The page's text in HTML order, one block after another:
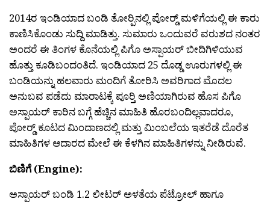
2014ರ ಇಂಡಿಯಾದ ಬಂಡಿ ತೋರ‍್ಪಿನಲ್ಲಿ ಪೋರ‍್ಡ್ ಮಳಿಗೆಯಲ್ಲಿ ಈ ಕಾರು
ಕಾಣಿಸಿಕೊಂಡು ಸುದ್ದಿ ಮಾಡಿತ್ತು. ಸುಮಾರು ಒಂದುವರೆ ವರುಶದ ನಂತರ
ಅಂದರೆ ಈ ತಿಂಗಳ ಕೊನೆಯಲ್ಲಿ ಪಿಗೊ ಅಸ್ಪಾಯರ್ ಬೀದಿಗಿಳಿಯುವ
ಹೊತ್ತು ಕೂಡಿಬಂದಂತಿದೆ. ಇಂಡಿಯಾದ 25 ದೊಡ್ಡ ಊರುಗಳಲ್ಲಿ ಈ
ಬಂಡಿಯನ್ನು ಹಲವಾರು ಮಂದಿಗೆ ತೋರಿಸಿ ಅವರಿಗಾದ ಮೊದಲ
ಅನುಬವ ಪಡೆದು ಮಾರಾಟಕ್ಕೆ ಪೂರ‍್ತಿ ಅಣಿಯಾಗಿರುವ ಹೊಸ ಪಿಗೊ
ಅಸ್ಪಾಯರ್ ಕಾರಿನ ಬಗ್ಗೆ ಹೆಚ್ಚಿನ ಮಾಹಿತಿ ಹೊರಬಂದಿಲ್ಲವಾದರೂ,
ಪೋರ‍್ಡ್ ಕೂಟದ ಮಿಂದಾಣದಲ್ಲಿ ಮತ್ತು ಮಿಂಬಲೆಯ ಇತರೆಡೆ ದೊರೆತ
ಮಾಹಿತಿಗಳ ಆದಾರದ ಮೇಲೆ ಈ ಕೆಳಗಿನ ಮಾಹಿತಿಗಳನ್ನು ನೀಡಿರುವೆ.
ಬಿಣಿಗೆ (Engine):
ಅಸ್ಪಾಯರ್ ಬಂಡಿ 1.2 ಲೀಟರ್ ಅಳತೆಯ ಪೆಟ್ರ‍ೋಲ್ ಹಾಗೂ